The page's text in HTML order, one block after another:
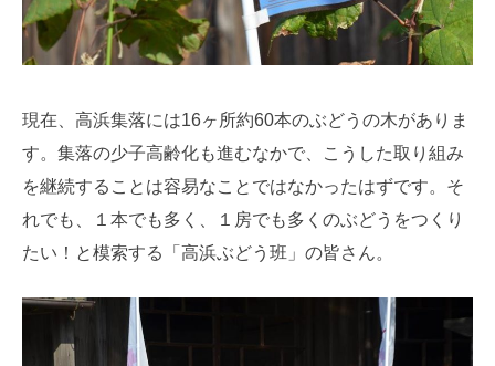
現在、高浜集落には16ヶ所約60本のぶどうの木がありま
す。集落の少子高齢化も進むなかで、こうした取り組み
を継続することは容易なことではなかったはずです。そ
れでも、１本でも多く、１房でも多くのぶどうをつくり
たい！と模索する「高浜ぶどう班」の皆さん。